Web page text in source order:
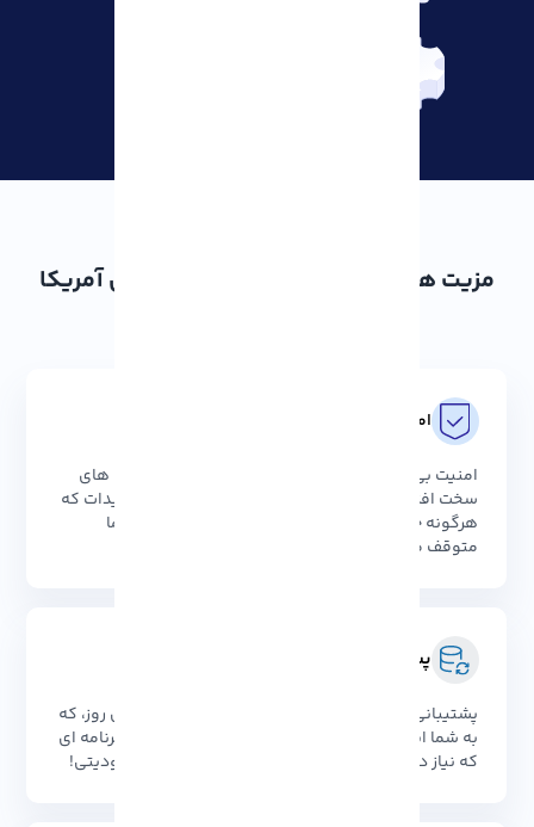
مزیت هایی که می توانید با سرور مجازی آمریکا
امنیت بی‌نظیر
امنیت بی نظیر با لایه های حفاظتی پیشرفته، فایروال های
سخت افزاری و سیستم های هوشمند شناسایی تهدیدات که
هرگونه خطر بالقوه را پیش از رسیدن به داده های شما
متوقف می‌کنند.
پشتیبانی گسترده از نرم افزارها
پشتیبانی بی نظیر از تمام نرم افزارها و تکنولوژی های روز، که
به شما این امکان را می دهد تا به راحتی از هر ابزار و برنامه ای
که نیاز دارید بهره برداری کنید. بدون هیچ گونه محدودیتی!